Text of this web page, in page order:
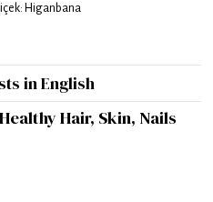
Higanbana
in English
Hair, Skin, Nails